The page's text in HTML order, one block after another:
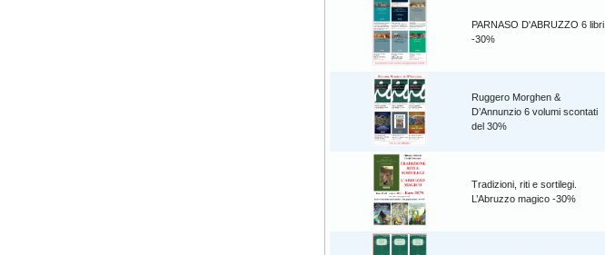
PARNASO D'ABRUZZO 6 libri
-30%
Ruggero Morghen &
D’Annunzio 6 volumi scontati
del 30%
Tradizioni, riti e sortilegi.
L’Abruzzo magico -30%